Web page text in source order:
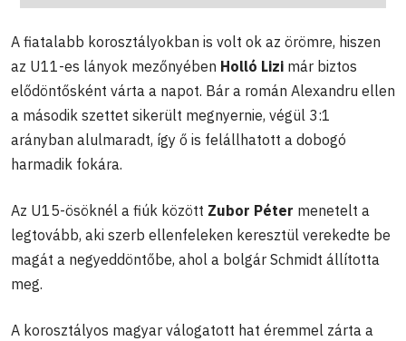
A fiatalabb korosztályokban is volt ok az örömre, hiszen
az U11-es lányok mezőnyében Holló Lizi már biztos
elődöntősként várta a napot. Bár a román Alexandru ellen
a második szettet sikerült megnyernie, végül 3:1
arányban alulmaradt, így ő is felállhatott a dobogó
harmadik fokára.
Az U15-ösöknél a fiúk között Zubor Péter menetelt a
legtovább, aki szerb ellenfeleken keresztül verekedte be
magát a negyeddöntőbe, ahol a bolgár Schmidt állította
meg.
A korosztályos magyar válogatott hat éremmel zárta a